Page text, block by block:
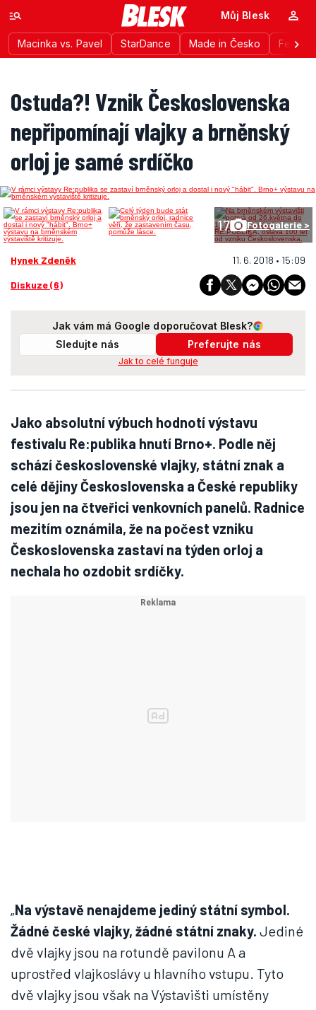
Macinka vs. Pavel StarDance Made in Česko
Můj Blesk
Ostuda?! Vznik Československa
nepřipomínají vlajky a brněnský
orloj je samé srdíčko
17 Fotogalerie >
Hynek Zdeněk 11. 6. 2018 • 15:09
Diskuze (6)
Jak vám má Google doporučovat Blesk?
Sledujte nás
Preferujte nás
Jak to celé funguje
Jako absolutní výbuch hodnotí výstavu
festivalu Re:publika hnutí Brno+. Podle něj
schází československé vlajky, státní znak a
celé dějiny Československa a České republiky
jsou jen na čtveřici venkovních panelů. Radnice
mezitím oznámila, že na počest vzniku
Československa zastaví na týden orloj a
nechala ho ozdobit srdíčky.
„Na výstavě nenajdeme jediný státní symbol.
Žádné české vlajky, žádné státní znaky. Jediné
dvě vlajky jsou na rotundě pavilonu A a
uprostřed vlajkoslávy u hlavního vstupu. Tyto
dvě vlajky jsou však na Výstavišti umístěny